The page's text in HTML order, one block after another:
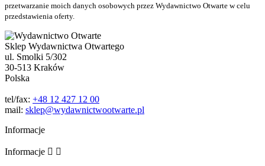
przetwarzanie moich danych osobowych przez Wydawnictwo Otwarte w celu
przedstawienia oferty.
Sklep Wydawnictwa Otwartego
ul. Smolki 5/302
30-513 Kraków
Polska
tel/fax: +48 12 427 12 00
mail: sklep@wydawnictwootwarte.pl
Informacje
Informacje  